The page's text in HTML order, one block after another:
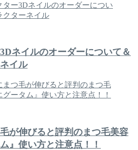
ネイルのオーダーについて＆
イル
が伸びると評判のまつ毛美容
』使い方と注意点！！